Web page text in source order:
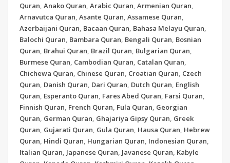
Quran, Anako Quran, Arabic Quran, Armenian Quran,
Arnavutca Quran, Asante Quran, Assamese Quran,
Azerbaijani Quran, Bacaan Quran, Bahasa Melayu Quran,
Balochi Quran, Bambara Quran, Bengali Quran, Bosnian
Quran, Brahui Quran, Brazil Quran, Bulgarian Quran,
Burmese Quran, Cambodian Quran, Catalan Quran,
Chichewa Quran, Chinese Quran, Croatian Quran, Czech
Quran, Danish Quran, Dari Quran, Dutch Quran, English
Quran, Esperanto Quran, Fares Abed Quran, Farsi Quran,
Finnish Quran, French Quran, Fula Quran, Georgian
Quran, German Quran, Ghajariya Gipsy Quran, Greek
Quran, Gujarati Quran, Gula Quran, Hausa Quran, Hebrew
Quran, Hindi Quran, Hungarian Quran, Indonesian Quran,
Italian Quran, Japanese Quran, Javanese Quran, Kabyle